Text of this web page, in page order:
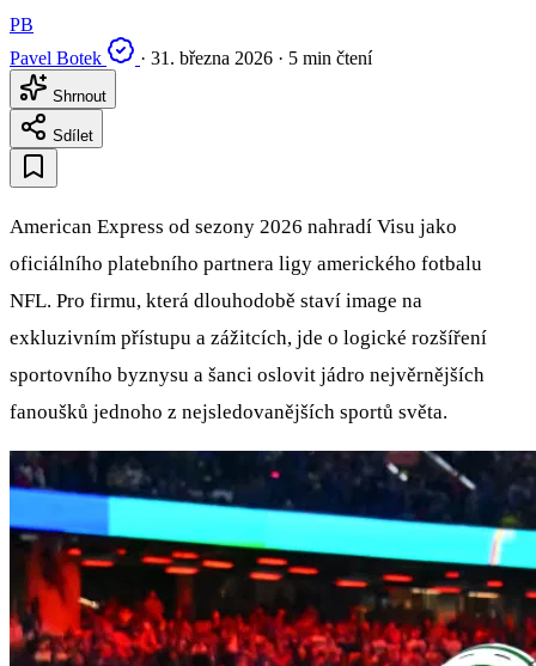
PB
Pavel Botek
· 31. března 2026 · 5 min čtení
Shrnout
Sdílet
American Express od sezony 2026 nahradí Visu jako
oficiálního platebního partnera ligy amerického fotbalu
NFL. Pro firmu, která dlouhodobě staví image na
exkluzivním přístupu a zážitcích, jde o logické rozšíření
sportovního byznysu a šanci oslovit jádro nejvěrnějších
fanoušků jednoho z nejsledovanějších sportů světa.